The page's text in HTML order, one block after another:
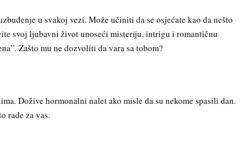
u svakoj vezi. Može učiniti da se osjećate kao da nešto
svoj ljubavni život unoseći misteriju, intrigu i romantičnu
Zašto mu ne dozvoliti da vara sa tobom?
Dožive hormonalni nalet ako misle da su nekome spasili dan.
rade za vas.